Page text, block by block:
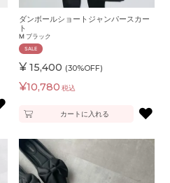
ダンボールショートジャンパースカー
ト
M ブラック
SALE
¥ 15,400 (30%OFF)
¥10,780 税込
カートに入れる ♥